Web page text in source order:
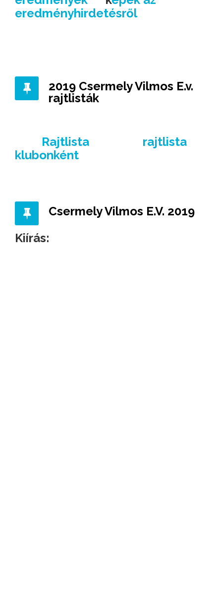
eredményhirdetésről
2019 Csermely Vilmos E.v.
rajtlisták
Rajtlista
rajtlista
klubonként
Csermely Vilmos E.V. 2019
Kiírás: